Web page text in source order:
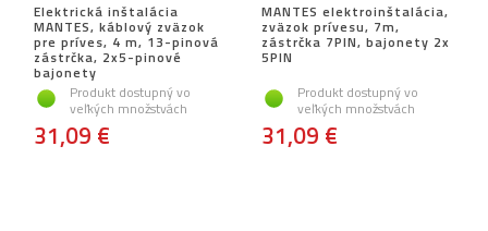
Elektrická inštalácia
MANTES, káblový zväzok
pre príves, 4 m, 13-pinová
zástrčka, 2x5-pinové
bajonety
Produkt dostupný vo
veľkých množstvách
31,09 €
MANTES elektroinštalácia,
zväzok prívesu, 7m,
zástrčka 7PIN, bajonety 2x
5PIN
Produkt dostupný vo
veľkých množstvách
31,09 €